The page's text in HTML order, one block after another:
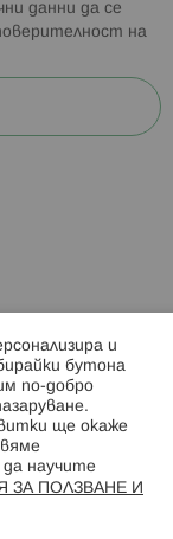
данни да се
на
и
бутона
по-добро
ще окаже
да научите
ЗА ПОЛЗВАНЕ И